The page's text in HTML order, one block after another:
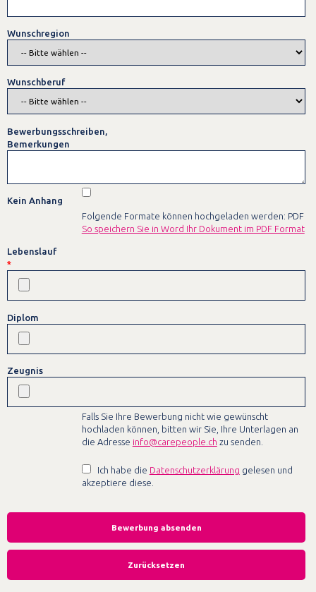
Wunschregion
Wunschberuf
Bewerbungsschreiben,
Bemerkungen
Kein Anhang
Folgende Formate können hochgeladen werden: PDF
So speichern Sie in Word Ihr Dokument im PDF Format
Lebenslauf
*
Diplom
Zeugnis
Falls Sie Ihre Bewerbung nicht wie gewünscht
hochladen können, bitten wir Sie, Ihre Unterlagen an
die Adresse info@carepeople.ch zu senden.
Ich habe die Datenschutzerklärung gelesen und
akzeptiere diese.